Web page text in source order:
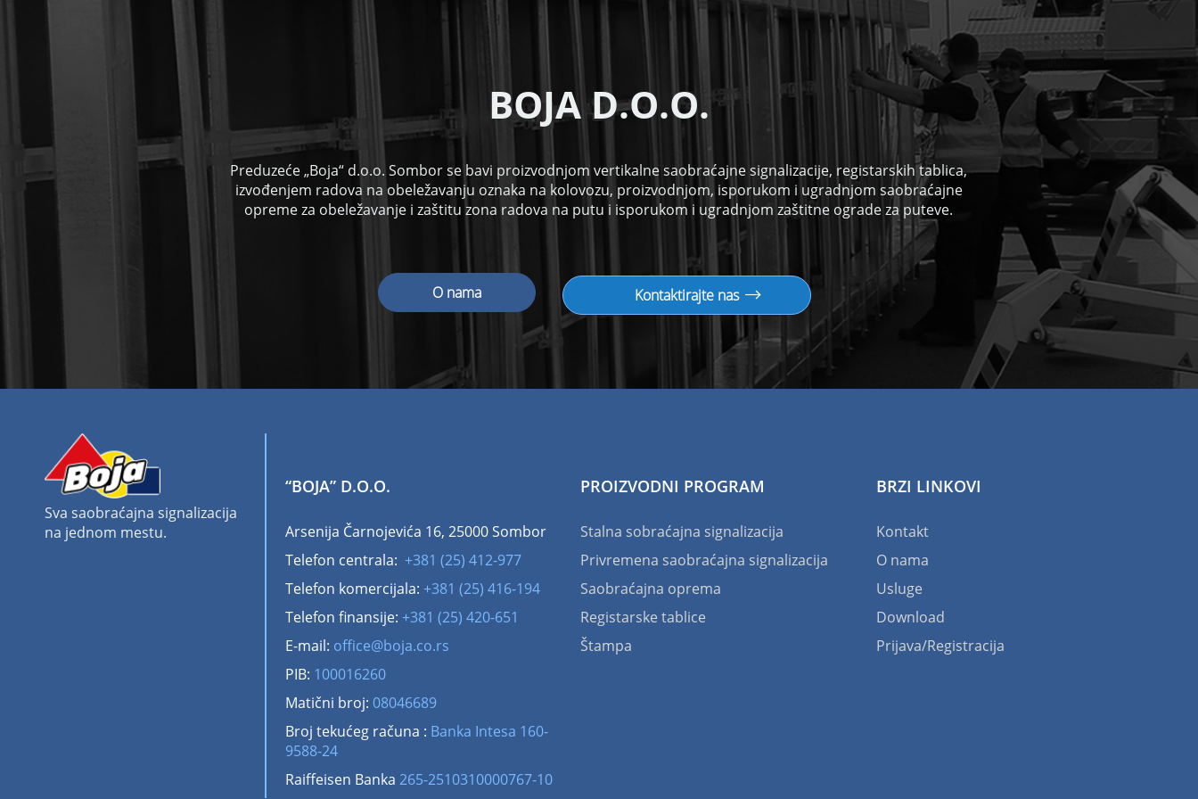
BOJA D.O.O.
Preduzeće „Boja“ d.o.o. Sombor se bavi proizvodnjom vertikalne saobraćajne signalizacije, registarskih tablica,
izvođenjem radova na obeležavanju oznaka na kolovozu, proizvodnjom, isporukom i ugradnjom saobraćajne
opreme za obeležavanje i zaštitu zona radova na putu i isporukom i ugradnjom zaštitne ograde za puteve.
O nama Kontaktirajte nas
Sva saobraćajna signalizacija
na jednom mestu.
“BOJA” D.O.O.
Arsenija Čarnojevića 16, 25000 Sombor
Telefon centrala: +381 (25) 412-977
Telefon komercijala: +381 (25) 416-194
Telefon finansije: +381 (25) 420-651
E-mail: office@boja.co.rs
PIB: 100016260
Matični broj: 08046689
Broj tekućeg računa : Banka Intesa 160-
9588-24
Raiffeisen Banka 265-2510310000767-10
PROIZVODNI PROGRAM
Stalna sobraćajna signalizacija
Privremena saobraćajna signalizacija
Saobraćajna oprema
Registarske tablice
Štampa
BRZI LINKOVI
Kontakt
O nama
Usluge
Download
Prijava/Registracija